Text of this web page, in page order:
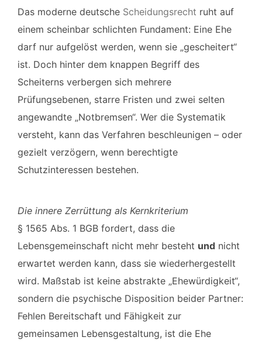
Das moderne deutsche Scheidungsrecht ruht auf
einem scheinbar schlichten Fundament: Eine Ehe
darf nur aufgelöst werden, wenn sie „gescheitert“
ist. Doch hinter dem knappen Begriff des
Scheiterns verbergen sich mehrere
Prüfungsebenen, starre Fristen und zwei selten
angewandte „Notbremsen“. Wer die Systematik
versteht, kann das Verfahren beschleunigen – oder
gezielt verzögern, wenn berechtigte
Schutzinteressen bestehen.
Die innere Zerrüttung als Kernkriterium
§ 1565 Abs. 1 BGB fordert, dass die
Lebensgemeinschaft nicht mehr besteht und nicht
erwartet werden kann, dass sie wiederhergestellt
wird. Maßstab ist keine abstrakte „Ehewürdigkeit“,
sondern die psychische Disposition beider Partner:
Fehlen Bereitschaft und Fähigkeit zur
gemeinsamen Lebensgestaltung, ist die Ehe